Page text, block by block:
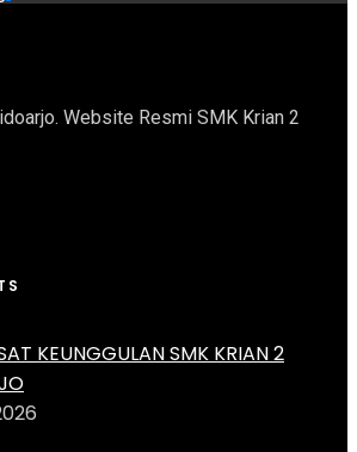
Website Resmi SMK Krian 2
KEUNGGULAN SMK KRIAN 2